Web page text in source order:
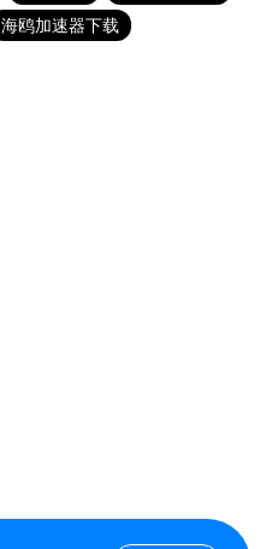
海鸥加速器下载